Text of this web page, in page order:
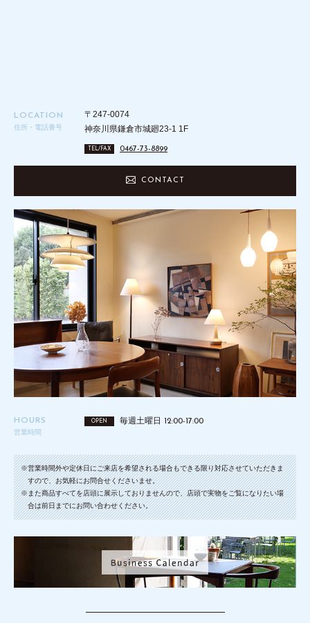
LOCATION
住所・電話番号
〒247-0074
神奈川県鎌倉市城廻23-1 1F
TEL/FAX 0467-73-8899
CONTACT
HOURS
営業時間
OPEN 毎週土曜日 12:00-17:00
※営業時間外や定休日にご来店を希望される場合もできる限り対応させていただきま
すので、お気軽にお問合せくださいませ。
※また商品すべてを店頭に展示しておりませんので、店頭で実物をご覧になりたい場
合は前日までにお問い合わせください。